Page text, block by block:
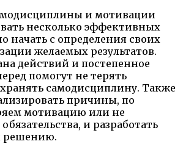
и мотивации
несколько эффективных
начать с определения своих
желаемых результатов.
действий и постепенное
помогут не терять
самодисциплину. Также
причины, по
мотивацию или не
и разработать
решению.